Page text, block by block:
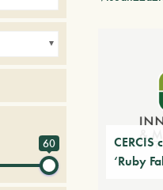
CERCIS
‘Ruby
60